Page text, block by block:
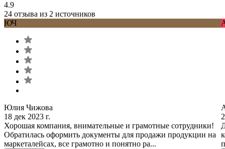
4.9
24 отзыва из 2 источников
ЮЧ
Юлия Чижова
18 дек 2023 г.
Хорошая компания, внимательные и грамотные сотрудники!
Обратилась оформить документы для продажи продукции на
маркеталейсах, все грамотно и понятно ра...